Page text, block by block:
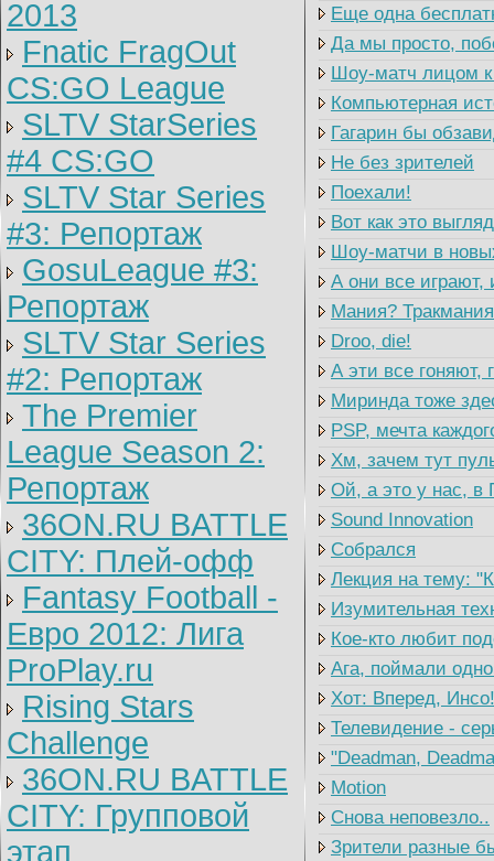
2013
Fnatic FragOut
CS:GO League
SLTV StarSeries
#4 CS:GO
SLTV Star Series
#3: Репортаж
GosuLeague #3:
Репортаж
SLTV Star Series
#2: Репортаж
The Premier
League Season 2:
Репортаж
36ON.RU BATTLE
CITY: Плей-офф
Fantasy Football -
Евро 2012: Лига
ProPlay.ru
Rising Stars
Challenge
36ON.RU BATTLE
CITY: Групповой
этап
Еще одна
Да мы просто,
Шоу-матч лицом к
Компьютерная
Гагарин бы
Не без зрителей
Поехали!
Вот как это
Шоу-матчи в
А они все играют,
Мания?
Droo, die!
А эти все гоняют,
Миринда тоже
PSP, мечта
Хм, зачем тут
Ой, а это у нас, в
Sound Innovation
Собрался
Лекция на тему:
Изумительная
Кое-кто любит
Ага, поймали
Хот: Вперед, Инсо!
Телевидение -
"Deadman,
Motion
Снова неповезло..
Зрители разные